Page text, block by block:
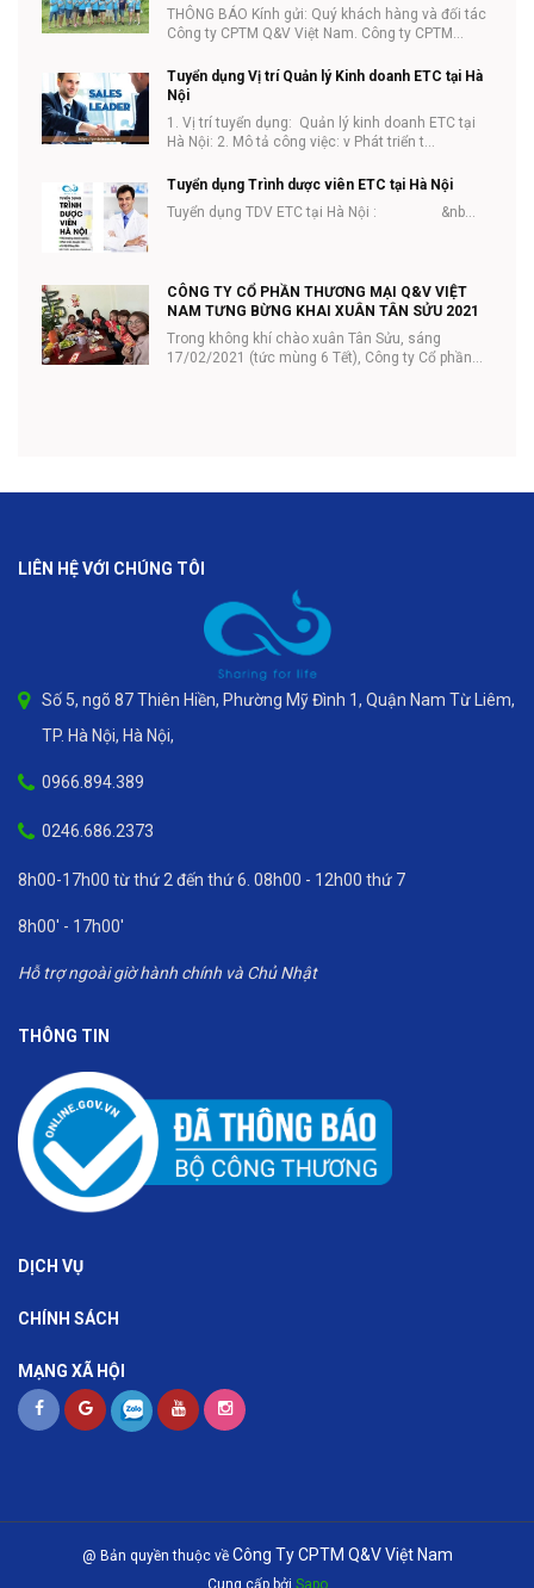
THÔNG BÁO Kính gửi: Quý khách hàng và đối tác
Công ty CPTM Q&V Việt Nam. Công ty CPTM
Tuyển dụng Vị trí Quản lý Kinh doanh ETC tại Hà
Nội
1. Vị trí tuyển dụng: Quản lý kinh doanh ETC tại
Hà Nội: 2. Mô tả công việc: v Phát triển t...
Tuyển dụng Trình dược viên ETC tại Hà Nội
Tuyển dụng TDV ETC tại Hà Nội : &nb...
CÔNG TY CỔ PHẦN THƯƠNG MẠI Q&V VIỆT
NAM TƯNG BỪNG KHAI XUÂN TÂN SỬU 2021
Trong không khí chào xuân Tân Sửu, sáng
17/02/2021 (tức mùng 6 Tết), Công ty Cổ phần
LIÊN HỆ VỚI CHÚNG TÔI
Số 5, ngõ 87 Thiên Hiền, Phường Mỹ Đình 1, Quận Nam Từ Liêm,
TP. Hà Nội, Hà Nội,
0966.894.389
0246.686.2373
8h00-17h00 từ thứ 2 đến thứ 6. 08h00 - 12h00 thứ 7
8h00' - 17h00'
Hỗ trợ ngoài giờ hành chính và Chủ Nhật
THÔNG TIN
DỊCH VỤ
CHÍNH SÁCH
MẠNG XÃ HỘI
@ Bản quyền thuộc về Công Ty CPTM Q&V Việt Nam